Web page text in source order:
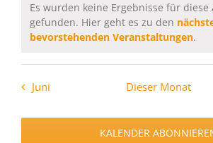
Hinweis
Es wurden keine Ergebnisse für diese
gefunden. Hier geht es zu den
bevorstehenden Veranstaltungen.
Juni Dieser Monat
KALENDER